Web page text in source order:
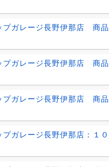
プガレージ長野伊那店 商
プガレージ長野伊那店 商
プガレージ長野伊那店 商
プガレージ長野伊那店：１